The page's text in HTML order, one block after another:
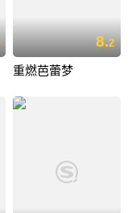
8.2
重燃芭蕾梦